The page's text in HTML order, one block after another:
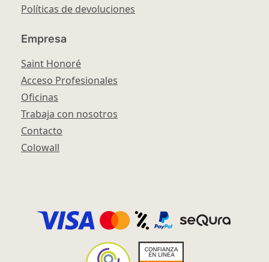
Políticas de devoluciones
Empresa
Saint Honoré
Acceso Profesionales
Oficinas
Trabaja con nosotros
Contacto
Colowall